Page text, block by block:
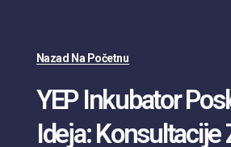
Nazad Na Početnu
YEP Inkubator
Ideja: Konsultacije